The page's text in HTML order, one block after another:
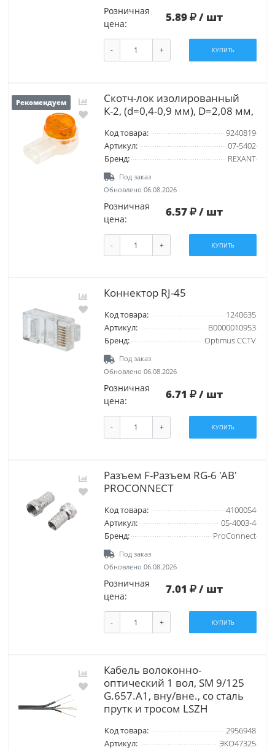
Розничная
цена:
5.89 / шт
- + КУПИТЬ
Рекомендуем
Скотч-лок изолированный
К-2, (d=0,4-0,9 мм), D=2,08 мм,
Код товара:
9240819
Артикул:
07-5402
Бренд:
REXANT
Под заказ
Обновлено 06.08.2026
Розничная
цена:
6.57 / шт
- + КУПИТЬ
Коннектор RJ-45
Код товара:
1240635
Артикул:
В0000010953
Бренд:
Optimus CCTV
Под заказ
Обновлено 06.08.2026
Розничная
цена:
6.71 / шт
- + КУПИТЬ
Разъем F-Разъем RG-6 'AB'
PROCONNECT
Код товара:
4100054
Артикул:
05-4003-4
Бренд:
ProConnect
Под заказ
Обновлено 06.08.2026
Розничная
цена:
7.01 / шт
- + КУПИТЬ
Кабель волоконно-
оптический 1 вол, SM 9/125
G.657.A1, вну/вне., со сталь
прутк и тросом LSZH
Код товара:
2956948
Артикул:
ЭКО47325